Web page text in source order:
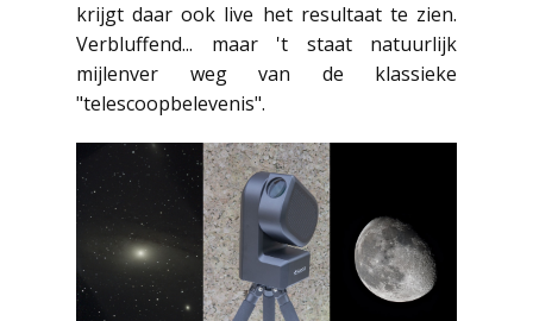
krijgt daar ook live het resultaat te zien.
Verbluffend... maar 't staat natuurlijk
mijlenver weg van de klassieke
"telescoopbelevenis".